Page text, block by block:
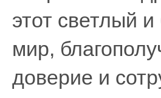
этот светлый
мир,
доверие и